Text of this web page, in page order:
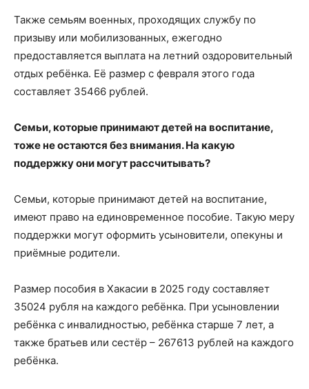
Также семьям военных, проходящих службу по
призыву или мобилизованных, ежегодно
предоставляется выплата на летний оздоровительный
отдых ребёнка. Её размер с февраля этого года
составляет 35466 рублей.
Семьи, которые принимают детей на воспитание,
тоже не остаются без внимания. На какую
поддержку они могут рассчитывать?
Семьи, которые принимают детей на воспитание,
имеют право на единовременное пособие. Такую меру
поддержки могут оформить усыновители, опекуны и
приёмные родители.
Размер пособия в Хакасии в 2025 году составляет
35024 рубля на каждого ребёнка. При усыновлении
ребёнка с инвалидностью, ребёнка старше 7 лет, а
также братьев или сестёр – 267613 рублей на каждого
ребёнка.